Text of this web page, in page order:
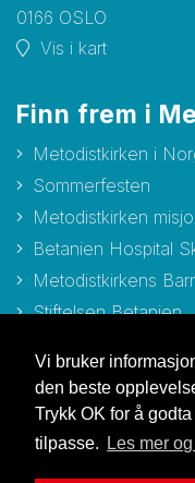
Vi bruker
den beste
Trykk OK for å
tilpasse.
Les mer
0166 OSLO
Vis i kart
Finn frem i
Metodistkirken i
Sommerfesten
Metodistkirken
Betanien Hospital
Metodistkirkens
Stiftelsen Betanien